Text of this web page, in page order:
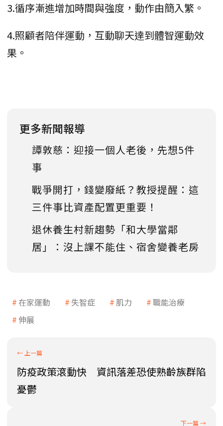
3.循序漸進增加時間與強度，動作由簡入繁。
4.照顧者陪伴運動，互動聊天達到體智運動效
果。
更多新聞報導
譚敦慈：迎接一個人老後，先想5件
事
戰爭開打，錢變廢紙？教授提醒：這
三件事比資產配置更重要！
退休養生村新趨勢「和大學當鄰
居」：沒上課不能住、宿舍變養老房
在家運動 失智症 肌力
職能治療
伸展
防疫政策滾動快 資訊落差恐使熟齡族群陷
憂鬱